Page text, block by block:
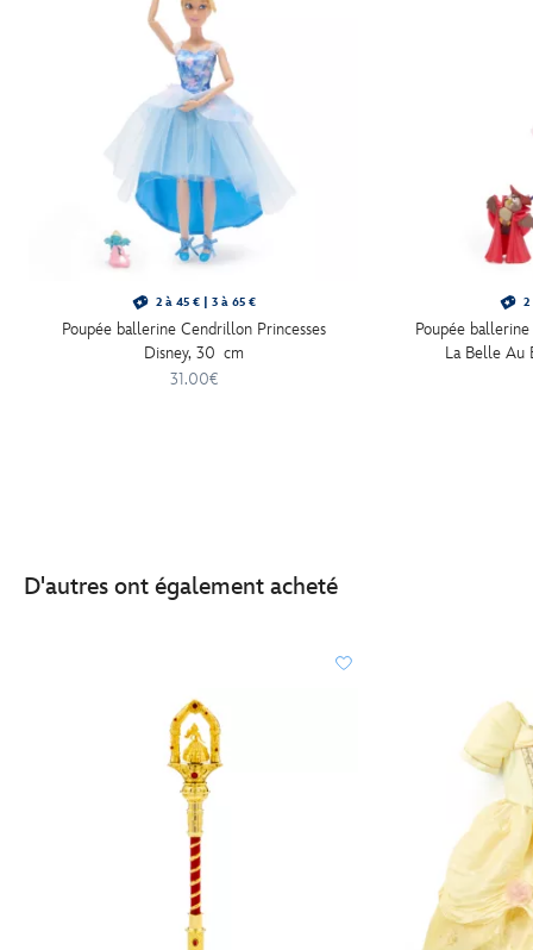
2 à 45 € | 3 à 65 €
Poupée ballerine Cendrillon Princesses
Disney, 30 cm
31.00€
2
Poupée
La Belle Au
D'autres ont également acheté